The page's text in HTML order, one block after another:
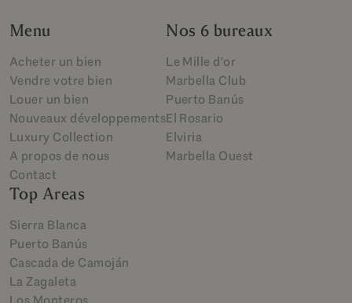
Menu
Acheter un bien
Vendre votre bien
Louer un bien
Nouveaux développements
Luxury Collection
A propos de nous
Contact
Nos 6 bureaux
Le Mille d'or
Marbella Club
Puerto Banús
El Rosario
Elviria
Marbella Ouest
Top Areas
Sierra Blanca
Puerto Banús
Cascada de Camoján
La Zagaleta